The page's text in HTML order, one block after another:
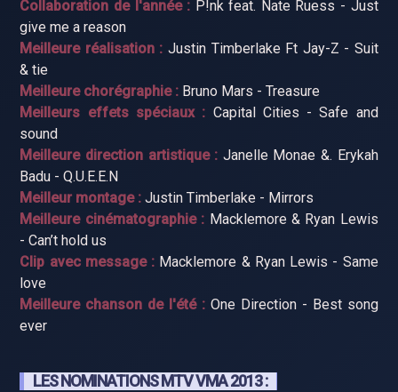
Collaboration de l'année : P!nk feat. Nate Ruess - Just
give me a reason
Meilleure réalisation : Justin Timberlake Ft Jay-Z - Suit
& tie
Meilleure chorégraphie : Bruno Mars - Treasure
Meilleurs effets spéciaux : Capital Cities - Safe and
sound
Meilleure direction artistique : Janelle Monae &. Erykah
Badu - Q.U.E.E.N
Meilleur montage : Justin Timberlake - Mirrors
Meilleure cinématographie : Macklemore & Ryan Lewis
- Can’t hold us
Clip avec message : Macklemore & Ryan Lewis - Same
love
Meilleure chanson de l'été : One Direction - Best song
ever
LES NOMINATIONS MTV VMA 2013 :